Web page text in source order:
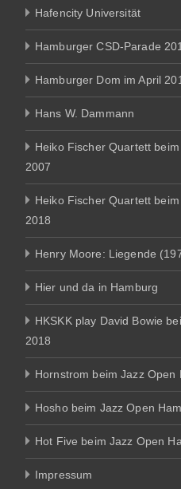
Hafencity Universität
Hamburger CSD-Parade
Hamburger Dom im April
Hans W. Dammann
Heiko Fischer Quartett
2007
Heiko Fischer Quartett
2018
Henry Moore: Liegende
Hier und da in Hamburg
HKSKK play David Bowie
2018
Hornstrom beim Jazz Open
Hosho beim Jazz Open
Hot Five beim Jazz Open
Impressum